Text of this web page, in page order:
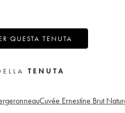
QUESTA TENUTA
TENUTA
Cuvée Ernestine Brut